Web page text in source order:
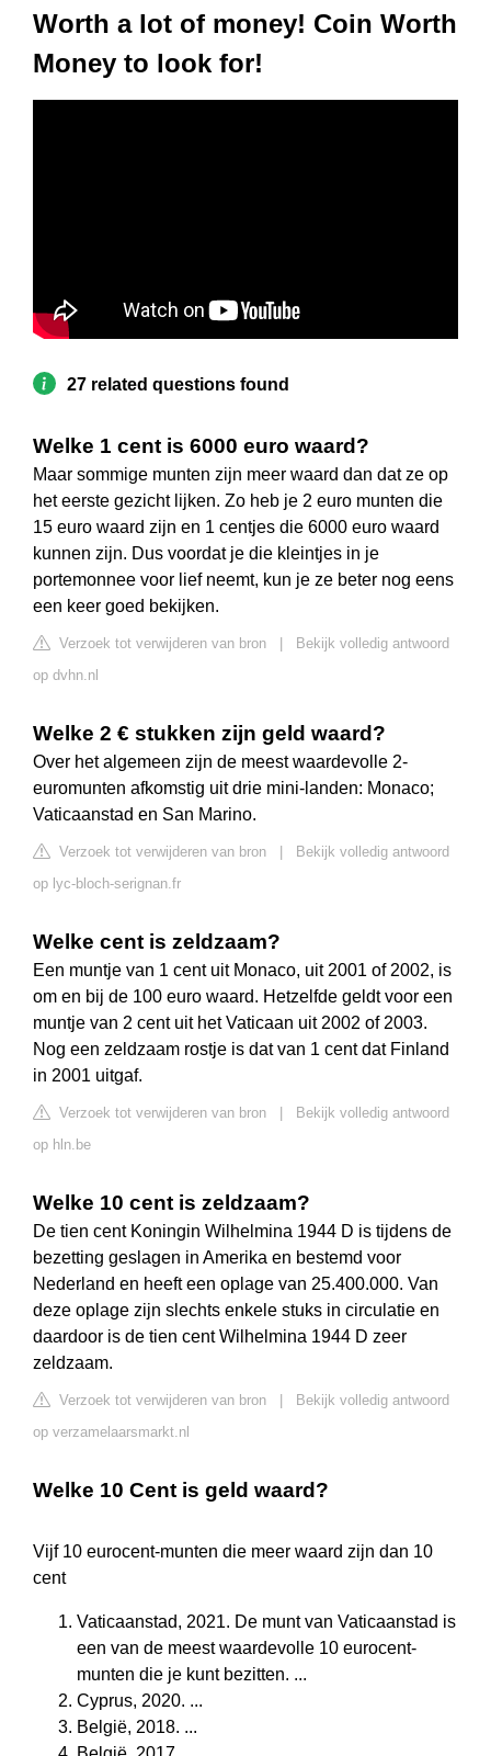
Worth a lot of money! Coin Worth
Money to look for!
27 related questions found
Welke 1 cent is 6000 euro waard?
Maar sommige munten zijn meer waard dan dat ze op
het eerste gezicht lijken. Zo heb je 2 euro munten die
15 euro waard zijn en 1 centjes die 6000 euro waard
kunnen zijn. Dus voordat je die kleintjes in je
portemonnee voor lief neemt, kun je ze beter nog eens
een keer goed bekijken.
Verzoek tot verwijderen van bron
Bekijk volledig antwoord
op dvhn.nl
Welke 2 € stukken zijn geld waard?
Over het algemeen zijn de meest waardevolle 2-
euromunten afkomstig uit drie mini-landen: Monaco;
Vaticaanstad en San Marino.
Verzoek tot verwijderen van bron
Bekijk volledig antwoord
op lyc-bloch-serignan.fr
Welke cent is zeldzaam?
Een muntje van 1 cent uit Monaco, uit 2001 of 2002, is
om en bij de 100 euro waard. Hetzelfde geldt voor een
muntje van 2 cent uit het Vaticaan uit 2002 of 2003.
Nog een zeldzaam rostje is dat van 1 cent dat Finland
in 2001 uitgaf.
Verzoek tot verwijderen van bron
Bekijk volledig antwoord
op hln.be
Welke 10 cent is zeldzaam?
De tien cent Koningin Wilhelmina 1944 D is tijdens de
bezetting geslagen in Amerika en bestemd voor
Nederland en heeft een oplage van 25.400.000. Van
deze oplage zijn slechts enkele stuks in circulatie en
daardoor is de tien cent Wilhelmina 1944 D zeer
zeldzaam.
Verzoek tot verwijderen van bron
Bekijk volledig antwoord
op verzamelaarsmarkt.nl
Welke 10 Cent is geld waard?
Vijf 10 eurocent-munten die meer waard zijn dan 10
cent
Vaticaanstad, 2021. De munt van Vaticaanstad is
een van de meest waardevolle 10 eurocent-
munten die je kunt bezitten. ...
Cyprus, 2020. ...
België, 2018. ...